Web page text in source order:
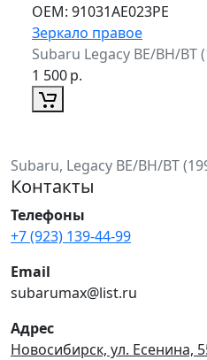
ОЕМ: 91031AE023PE
Зеркало правое
Subaru Legacy BE/BH/BT
1 500р.
Subaru, Legacy BE/BH/BT
Контакты
Телефоны
+7 (923) 139-44-99
Email
subarumax@list.ru
Адрес
Новосибирск, ул. Есенина,